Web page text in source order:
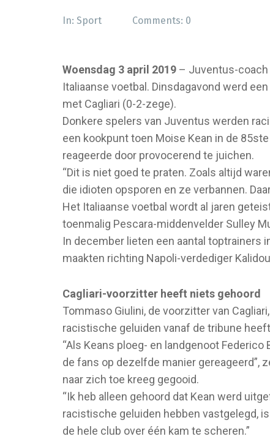
In: Sport Comments: 0
Woensdag 3 april 2019 – Juventus-coach
Italiaanse voetbal. Dinsdagavond werd
met Cagliari (0-2-zege).
Donkere spelers van Juventus werden
een kookpunt toen Moise Kean in de
reageerde door provocerend te juichen.
“Dit is niet goed te praten. Zoals altijd
die idioten opsporen en ze verbannen.
Het Italiaanse voetbal wordt al jaren
toenmalig Pescara-middenvelder Sulley
In december lieten een aantal toptrainers
maakten richting Napoli-verdediger
Cagliari-voorzitter heeft niets gehoord
Tommaso Giulini, de voorzitter van
racistische geluiden vanaf de tribune
“Als Keans ploeg- en landgenoot
de fans op dezelfde manier gereageerd”,
naar zich toe kreeg gegooid.
“Ik heb alleen gehoord dat Kean werd
racistische geluiden hebben vastgelegd,
de hele club over één kam te scheren.”